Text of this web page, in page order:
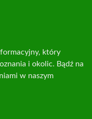
który
i okolic. Bądź na
w naszym